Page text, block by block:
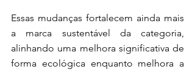
Essas mudanças fortalecem ainda mais
a marca sustentável da categoria,
alinhando uma melhora significativa de
forma ecológica enquanto melhora a